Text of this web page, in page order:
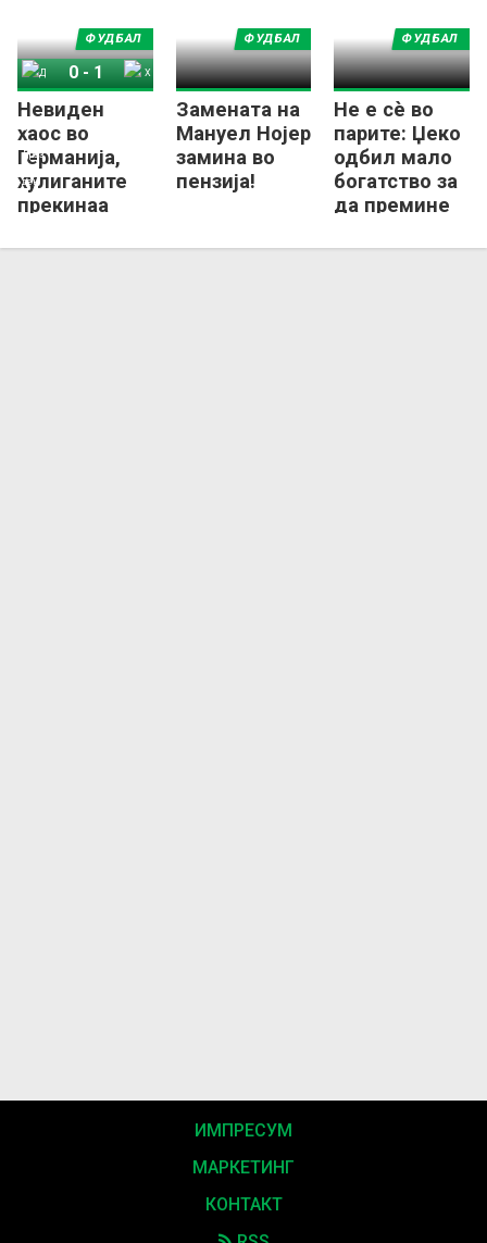
Невиден
хаос во
Германија,
хулиганите
прекинаа
Цвајте!
ФУДБАЛ
Динамо Дрезден
0 - 1
Замената на
Мануел Нојер
замина во
пензија!
ФУДБАЛ
Не е сè во
парите: Џеко
одбил мало
богатство за
да премине
ФУДБАЛ
ИМПРЕСУМ
МАРКЕТИНГ
КОНТАКТ